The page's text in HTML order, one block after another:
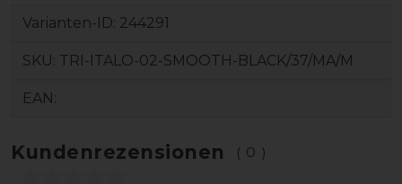
Varianten-ID: 244291
SKU: TRI-ITALO-02-SMOOTH-BLACK/37/MA/M
EAN:
Kundenrezensionen (0)